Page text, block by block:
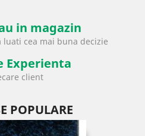
in magazin
luati cea mai buna decizie
Experienta
client
POPULARE